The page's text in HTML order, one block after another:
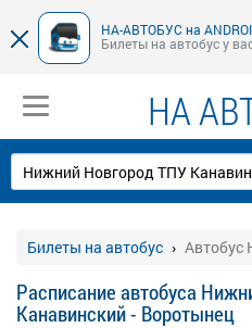
НА-АВТОБУС на
Билеты на автобус у
НА
Билеты на автобус Автобус
Расписание автобуса
Канавинский - Воротынец